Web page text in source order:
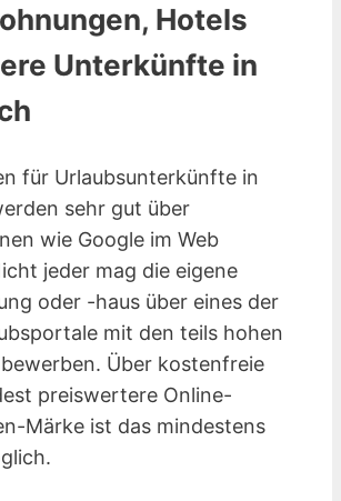
Hotels
Unterkünfte in
für Urlaubsunterkünfte in
sehr gut über
wie Google im Web
jeder mag die eigene
oder -haus über eines der
mit den teils hohen
Über kostenfreie
preiswertere Online-
Märke ist das mindestens